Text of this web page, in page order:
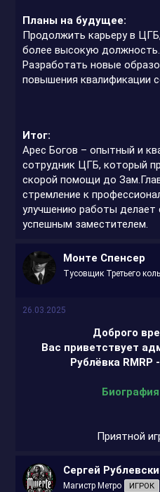
Планы на будущее:
Продолжить карьеру в
более высокую должность.
Разработать новые
повышения квалификации
Итог:
Арес Богов – опытный и
сотрудник ЦГБ, который
скорой помощи до
стремление к
улучшению работы делает
успешным заместителем.
Монте Спенсер
Тусовщик Третьего
26.03.2025
Доброго
Вас приветствует
Рублёвка RMRP -
Приятной
Сергей
Магистр Метро ИГРОК